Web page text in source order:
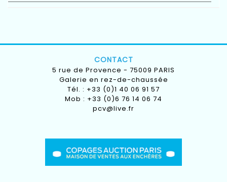
CONTACT
5 rue de Provence - 75009 PARIS
Galerie en rez-de-chaussée
Tél. : +33 (0)1 40 06 91 57
Mob : +33 (0)6 76 14 06 74
pcv@live.fr